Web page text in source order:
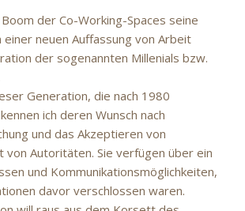
der Co-Working-Spaces seine
einer neuen Auffassung von Arbeit
der sogenannten Millenials bzw.
Generation, die nach 1980
ich deren Wunsch nach
und das Akzeptieren von
Autoritäten. Sie verfügen über ein
und Kommunikationsmöglichkeiten,
davor verschlossen waren.